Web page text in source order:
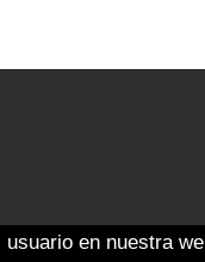
en nuestra